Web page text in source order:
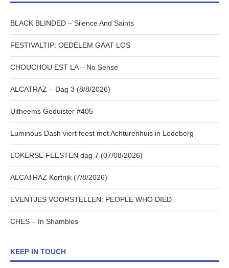
BLACK BLINDED – Silence And Saints
FESTIVALTIP: OEDELEM GAAT LOS
CHOUCHOU EST LA – No Sense
ALCATRAZ – Dag 3 (8/8/2026)
Uitheems Geduister #405
Luminous Dash viert feest met Achturenhuis in Ledeberg
LOKERSE FEESTEN dag 7 (07/08/2026)
ALCATRAZ Kortrijk (7/8/2026)
EVENTJES VOORSTELLEN: PEOPLE WHO DIED
CHES – In Shambles
KEEP IN TOUCH